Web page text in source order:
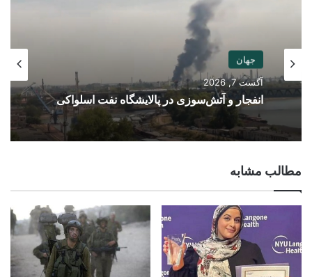
جهان
آگست 7, 2026
انفجار و آتش‌سوزی در پالایشگاه نفت اسلواکی
مطالب مشابه